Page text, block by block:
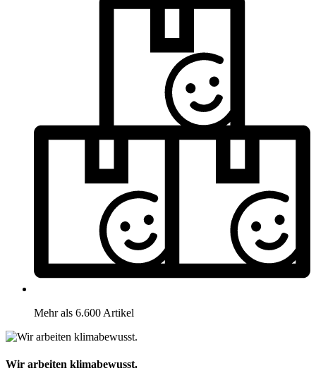
Mehr als 6.600 Artikel
Wir arbeiten klimabewusst.